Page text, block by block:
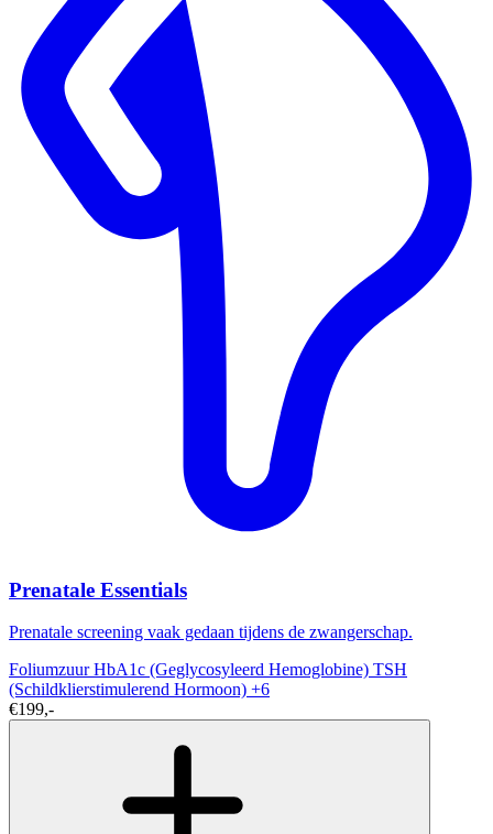
Prenatale Essentials
Prenatale screening vaak gedaan tijdens de zwangerschap.
FoliumzuurHbA1c (Geglycosyleerd Hemoglobine) TSH
(Schildklierstimulerend Hormoon) +6
€199,-